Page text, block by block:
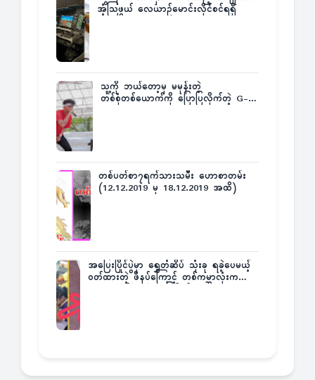
အံ့သြဖွယ် လေယာဉ်မောင်းလိုင်စင်ရရှိ
သူ့ကို ဘယ်တော့မှ မမုန်းတဲ့
တစ်စုံတစ်ယောက်ကို ပြောပြလိုက်တဲ့ G-
တစ်ပတ်စာ၇ရက်သားသမီး ဟောစာတမ်း
(12.12.2019 မှ 18.12.2019 အထိ)
အပြေးပြိုင်ပွဲမှာ ရွှေတံဆိပ် သုံးခု ရခဲ့ပေမယ့်
ဝတ်ထားတဲ့ ဖိနပ်ကြောင့် တစ်ကမ္ဘာလုံးက